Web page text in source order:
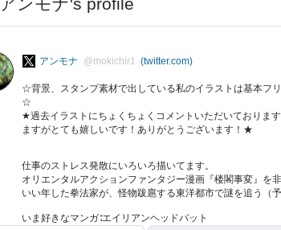
アンモナ @mokichir1 (twitter.com)
☆背景、スタンプ素材で出している私のイラストは基本フ
☆
★過去イラストにちょくちょくコメントいただいておりま
ますがとても嬉しいです！ありがとうございます！★
仕事のストレス発散にいろいろ描いてます。
オリエンタルアクションファンタジー漫画『楼閣事変』を
いい年した拳法家が、怪物跋扈する東洋都市で謎を追う（予
いま好きなマンガ∶エイリアンヘッドバット